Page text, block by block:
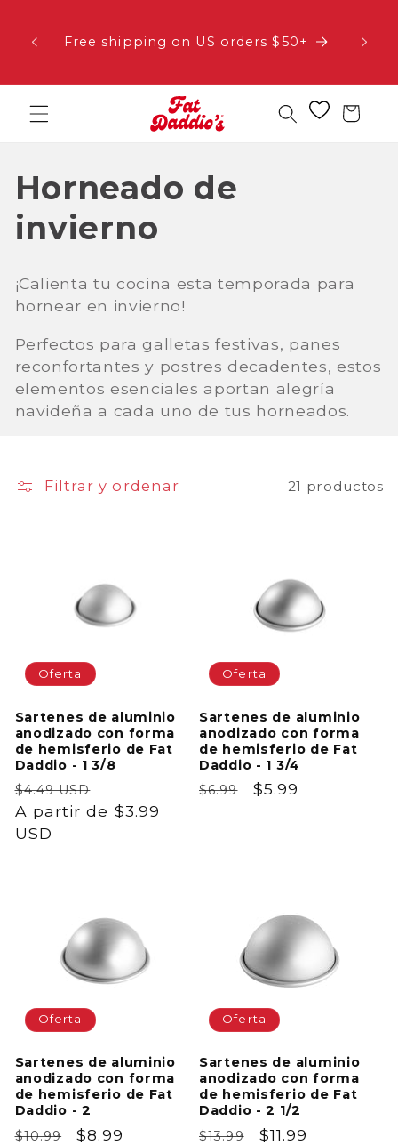
al contenido
for
Free shipping on US orders $50+
Carrito
C
o
e
c
c
i
Horneado de
invierno
¡Calienta tu cocina esta temporada para
hornear en invierno!
Perfectos para galletas festivas, panes
reconfortantes y postres decadentes, estos
elementos esenciales aportan alegría
navideña a cada uno de tus horneados.
Filtrar y ordenar 21 productos
Oferta
Sartenes de aluminio
anodizado con forma
de hemisferio de Fat
Daddio - 1 3/8
Precio
habitual
$4.49 USD
de
A partir de $3.99
USD
Oferta
Sartenes de aluminio
anodizado con forma
de hemisferio de Fat
Daddio - 1 3/4
Precio
$6.99
Precio
$5.99
Oferta
Sartenes de aluminio
anodizado con forma
de hemisferio de Fat
Daddio - 2
Precio
$10.99
Precio
$8.99
Oferta
Sartenes de aluminio
anodizado con forma
de hemisferio de Fat
Daddio - 2 1/2
Precio
$13.99
Precio
$11.99